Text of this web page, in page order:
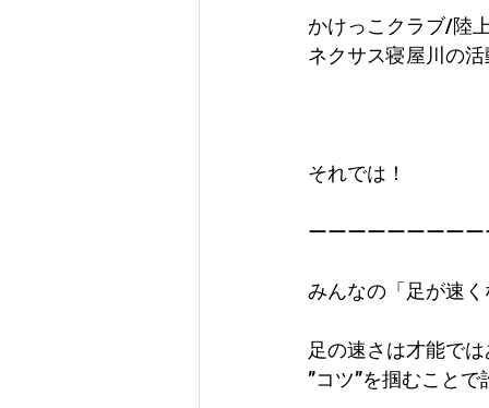
かけっこクラブ/陸
ネクサス寝屋川の
それでは！
ーーーーーーーー
みんなの「足が速
足の速さは才能で
”コツ”を掴むこと